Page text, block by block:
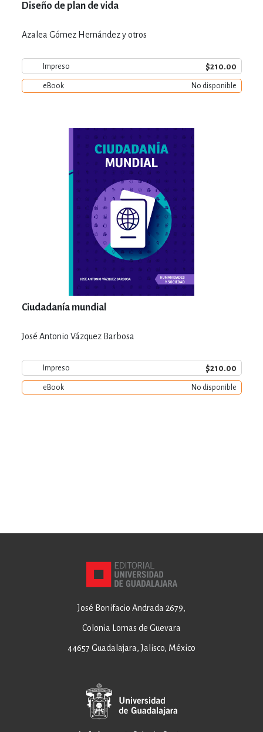
Diseño de plan de vida
Azalea Gómez Hernández y otros
Impreso $210.00
eBook No disponible
Ciudadanía mundial
José Antonio Vázquez Barbosa
Impreso $210.00
eBook No disponible
José Bonifacio Andrada 2679,
Colonia Lomas de Guevara
44657 Guadalajara, Jalisco, México